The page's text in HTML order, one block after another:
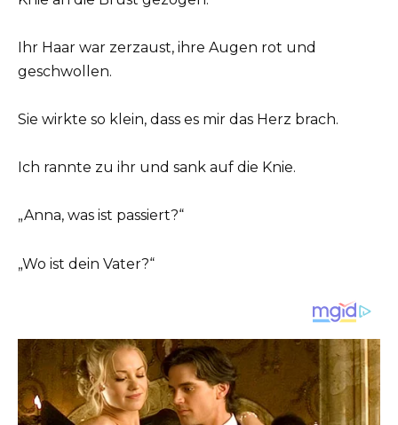
Ihr Haar war zerzaust, ihre Augen rot und
geschwollen.
Sie wirkte so klein, dass es mir das Herz brach.
Ich rannte zu ihr und sank auf die Knie.
„Anna, was ist passiert?“
„Wo ist dein Vater?“